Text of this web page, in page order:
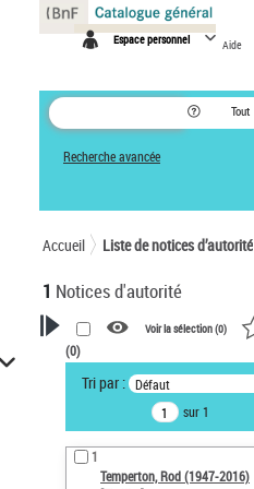
Espace personnel Aide
Tout
Recherche avancée
Accueil Liste de notices d’autorité
1 Notices d'autorité
VOTRE RECHERCHE
Recherche avancée dans les
notices d’autorité
Œuvres liées à l'auteur :
Temperton, Rod (1947-2016)
Voir la sélection (0)
(0)
Tri par : Défaut
sur 1
1
Temperton, Rod (1947-2016)
Panneau de gestion des cookies